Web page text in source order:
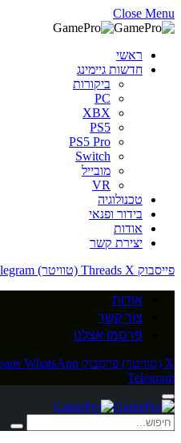
Close Menu
ראשי
חדשות גיימינג
ביקורות
PC
XBX
PS5
PS5 Pro
Switch
מובייל
VR
טכנולוגיה
בידור ופנאי
אודות
יצירת קשר
פייסבוק
Threads X (טוויטר)
אודות
צור קשר
פרסמו אצלנו
X (טוויטר) פייסבוק WhatsApp
Telegram